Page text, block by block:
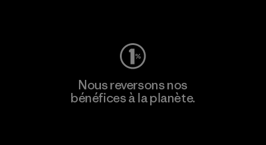
Nous reversons nos
bénéfices à la planète.